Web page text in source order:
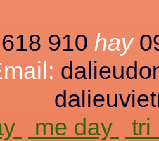
910 hay
me day
tri